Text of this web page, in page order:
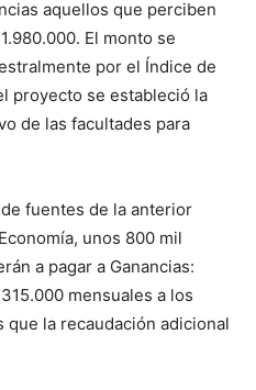
aquellos que perciben
El monto se
por el Índice de
proyecto se estableció la
de las facultades para
fuentes de la anterior
unos 800 mil
a pagar a Ganancias:
mensuales a los
la recaudación adicional